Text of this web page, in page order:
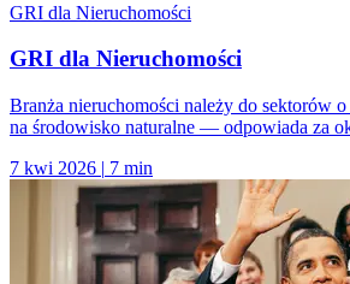
GRI dla Nieruchomości
GRI dla Nieruchomości
Branża nieruchomości należy do sektorów
na środowisko naturalne — odpowiada za
7 kwi 2026 | 7 min